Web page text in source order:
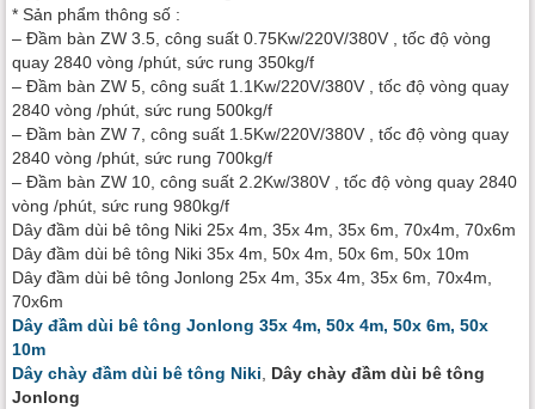
* Sản phẩm thông số :
– Đầm bàn ZW 3.5, công suất 0.75Kw/220V/380V , tốc độ vòng
quay 2840 vòng /phút, sức rung 350kg/f
– Đầm bàn ZW 5, công suất 1.1Kw/220V/380V , tốc độ vòng quay
2840 vòng /phút, sức rung 500kg/f
– Đầm bàn ZW 7, công suất 1.5Kw/220V/380V , tốc độ vòng quay
2840 vòng /phút, sức rung 700kg/f
– Đầm bàn ZW 10, công suất 2.2Kw/380V , tốc độ vòng quay 2840
vòng /phút, sức rung 980kg/f
Dây đầm dùi bê tông Niki 25x 4m, 35x 4m, 35x 6m, 70x4m, 70x6m
Dây đầm dùi bê tông Niki 35x 4m, 50x 4m, 50x 6m, 50x 10m
Dây đầm dùi bê tông Jonlong 25x 4m, 35x 4m, 35x 6m, 70x4m,
70x6m
Dây đầm dùi bê tông Jonlong 35x 4m, 50x 4m, 50x 6m, 50x
10m
Dây chày đầm dùi bê tông Niki
Dây chày đầm dùi bê tông
Jonlong